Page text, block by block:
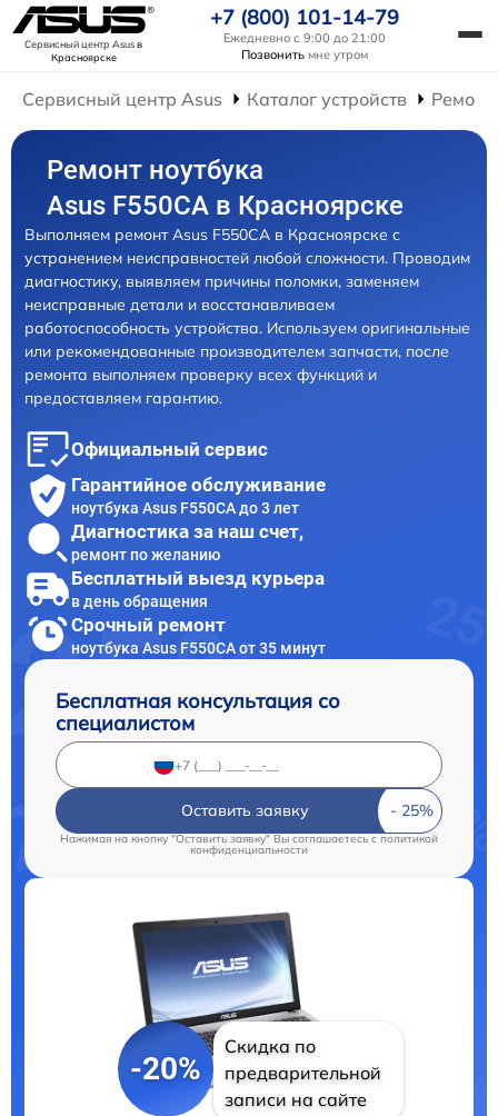
Сервисный центр Asusв
Красноярске
+7 (800) 101-14-79
Ежедневно с 9:00 до 21:00
Позвонить мне утром
Сервисный центр Asus Каталог устройств
Ремонт ноутбука
Asus F550CA в Красноярске
Выполняем ремонт Asus F550CA в Красноярске с
устранением неисправностей любой сложности. Проводим
диагностику, выявляем причины поломки, заменяем
неисправные детали и восстанавливаем
работоспособность устройства. Используем оригинальные
или рекомендованные производителем запчасти, после
ремонта выполняем проверку всех функций и
предоставляем гарантию.
Официальный сервис
Гарантийное обслуживание
ноутбука Asus F550CA до 3 лет
Диагностика за наш счет,
ремонт по желанию
Бесплатный выезд курьера
в день обращения
Срочный ремонт
ноутбука Asus F550CA от 35 минут
Бесплатная консультация со
специалистом
Оставить заявку
Нажимая на кнопку "Оставить заявку" Вы соглашаетесь c политикой
конфиденциальности
-20%
Скидка по
предварительной
записи на сайте